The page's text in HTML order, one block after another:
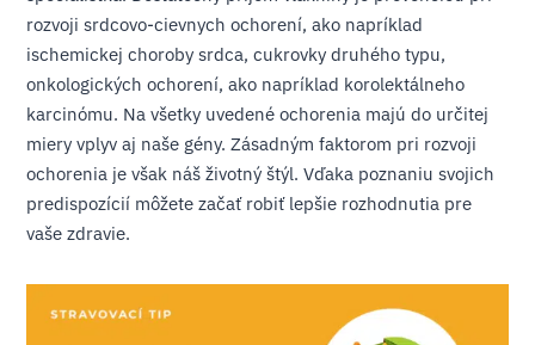
rozvoji srdcovo-cievnych ochorení, ako napríklad
ischemickej choroby srdca, cukrovky druhého typu,
onkologických ochorení, ako napríklad korolektálneho
karcinómu. Na všetky uvedené ochorenia majú do určitej
miery vplyv aj naše gény. Zásadným faktorom pri rozvoji
ochorenia je však náš životný štýl. Vďaka poznaniu svojich
predispozícií môžete začať robiť lepšie rozhodnutia pre
vaše zdravie.